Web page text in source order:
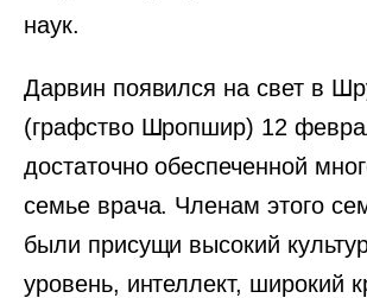
наук.
Дарвин появился на свет в
(графство Шропшир) 12
достаточно обеспеченной
семье врача. Членам этого
были присущи высокий
уровень, интеллект, широкий